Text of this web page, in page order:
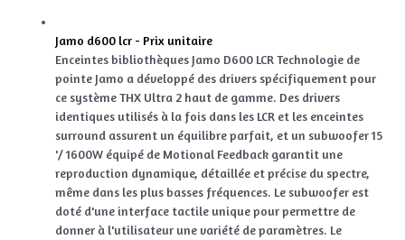
Jamo d600 lcr - Prix unitaire
Enceintes bibliothèques Jamo D600 LCR Technologie de
pointe Jamo a développé des drivers spécifiquement pour
ce système THX Ultra 2 haut de gamme. Des drivers
identiques utilisés à la fois dans les LCR et les enceintes
surround assurent un équilibre parfait, et un subwoofer 15
'/ 1600W équipé de Motional Feedback garantit une
reproduction dynamique, détaillée et précise du spectre,
même dans les plus basses fréquences. Le subwoofer est
doté d'une interface tactile unique pour permettre de
donner à l'utilisateur une variété de paramètres. Le